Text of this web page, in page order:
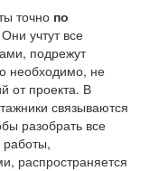
точно по
учтут все
подрежут
необходимо, не
от проекта. В
связываются
разобрать все
распространяется